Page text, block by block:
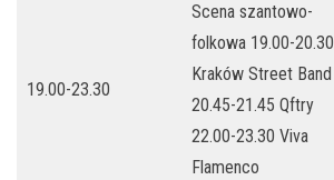
19.00-23.30
Scena szantowo-
folkowa 19.00-20.30
Kraków Street Band
20.45-21.45 Qftry
22.00-23.30 Viva
Flamenco